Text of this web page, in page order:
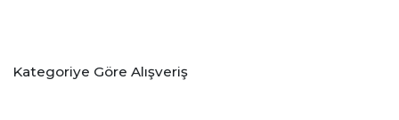
Kategoriye Göre Alışveriş